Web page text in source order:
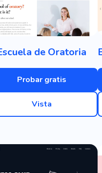
de Oratoria
Probar gratis
Vista